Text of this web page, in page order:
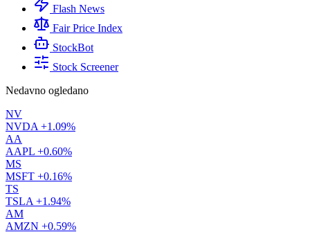
Flash News
Fair Price Index
StockBot
Stock Screener
Nedavno ogledano
NV
NVDA +1.09%
AA
AAPL +0.60%
MS
MSFT +0.16%
TS
TSLA +1.94%
AM
AMZN +0.59%